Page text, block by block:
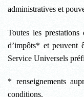
administratives et
Toutes les
d’impôts* et peuvent
Service Universels
* renseignements
conditions.